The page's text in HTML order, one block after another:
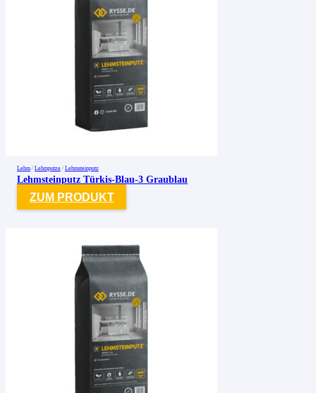
Lehm / Lehmputze / Lehmsteinputz
Lehmsteinputz Türkis-Blau-3 Graublau
ZUM PRODUKT